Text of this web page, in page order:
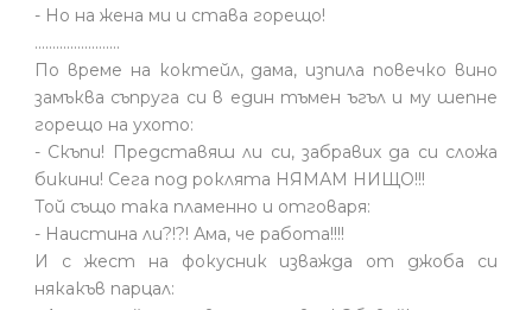
- Но на жена ми и става горещо!
........................
По време на коктейл, дама, изпила повечко вино
замъква съпруга си в един тъмен ъгъл и му шепне
горещо на ухото:
- Скъпи! Представяш ли си, забравих да си сложа
бикини! Сега под роклята НЯМАМ НИЩО!!!
Той също така пламенно и отговаря:
- Наистина ли?!?! Ама, че работа!!!!
И с жест на фокусник изважда от джоба си
някакъв парцал: